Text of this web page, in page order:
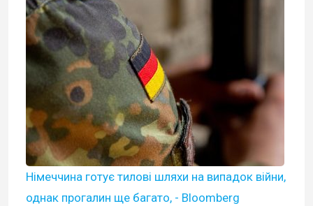
Німеччина готує тилові шляхи на випадок війни,
однак прогалин ще багато, - Bloomberg